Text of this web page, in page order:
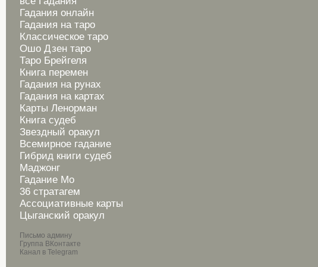
Гадания онлайн
Гадания на таро
Классическое таро
Ошо Дзен таро
Таро Брейгеля
Книга перемен
Гадания на рунах
Гадания на картах
Карты Ленорман
Книга судеб
Звездный оракул
Всемирное гадание
Гибрид книги судеб
Маджонг
Гадание Мо
36 стратагем
Ассоциативные карты
Цыганский оракул
Письмо админу
Группа ВКонтакте
Канал в Telegram